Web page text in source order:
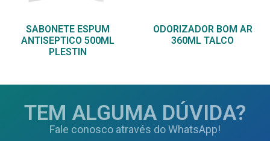
SABONETE ESPUM
ANTISEPTICO 500ML
PLESTIN
ODORIZADOR BOM AR
360ML TALCO
TEM ALGUMA DÚVIDA?
Fale conosco através do WhatsApp!